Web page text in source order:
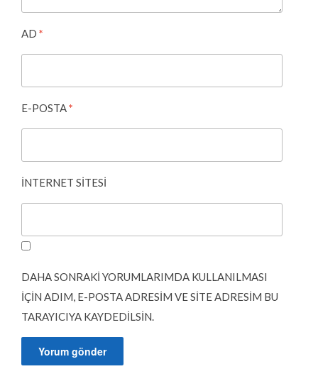
AD *
E-POSTA*
İNTERNET SITESI
DAHA SONRAKI YORUMLARIMDA KULLANILMASI
IÇIN ADIM, E-POSTA ADRESIM VE SITE ADRESIM BU
TARAYICIYA KAYDEDILSIN.